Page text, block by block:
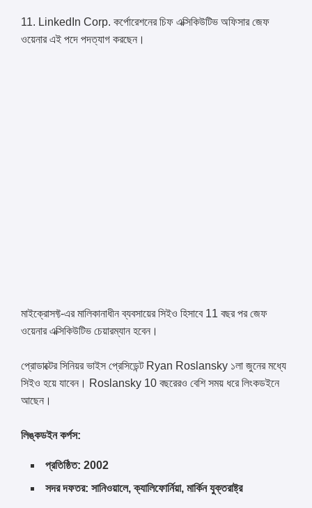
11. LinkedIn Corp. কর্পোরেশনের চিফ এক্সিকিউটিভ অফিসার জেফ
ওয়েনার এই পদে পদত্যাগ করছেন।
মাইক্রোসফ্ট-এর মালিকানাধীন ব্যবসায়ের সিইও হিসাবে 11 বছর পর জেফ
ওয়েনার এক্সিকিউটিভ চেয়ারম্যান হবেন।
প্রোডাক্টের সিনিয়র ভাইস প্রেসিডেন্ট Ryan Roslansky ১লা জুনের মধ্যে
সিইও হয়ে যাবেন। Roslansky 10 বছরেরও বেশি সময় ধরে লিংকডইনে
আছেন।
লিঙ্কডইন কর্পস:
প্রতিষ্ঠিত: 2002
সদর দফতর: সানিওয়ালে, ক্যালিফোর্নিয়া, মার্কিন যুক্তরাষ্ট্র